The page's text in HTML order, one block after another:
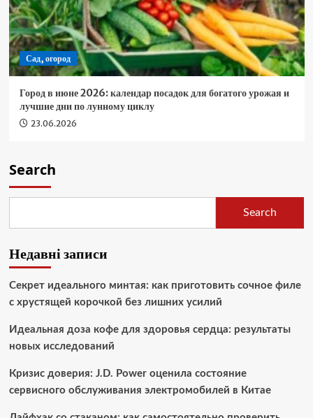
Сад, огород
Город в июне 2026: календар посадок для богатого урожая и
лучшие дни по лунному циклу
23.06.2026
Search
Search
Недавні записи
Секрет идеального минтая: как приготовить сочное филе
с хрустящей корочкой без лишних усилий
Идеальная доза кофе для здоровья сердца: результаты
новых исследований
Кризис доверия: J.D. Power оценила состояние
сервисного обслуживания электромобилей в Китае